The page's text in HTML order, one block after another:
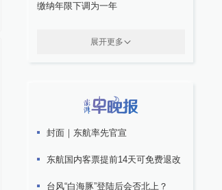
缴纳年限下调为一年
展开更多
封面｜东航率先官宣
东航国内客票提前14天可免费退改
台风“白海豚”登陆后会否北上？